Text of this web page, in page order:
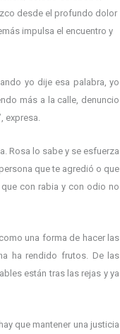
desde el profundo dolor
impulsa el encuentro y
yo dije esa palabra, yo
más a la calle, denuncio
expresa.
Rosa lo sabe y se esfuerza
que te agredió o que
con rabia y con odio no
una forma de hacer las
ha rendido frutos. De las
están tras las rejas y ya
que mantener una justicia